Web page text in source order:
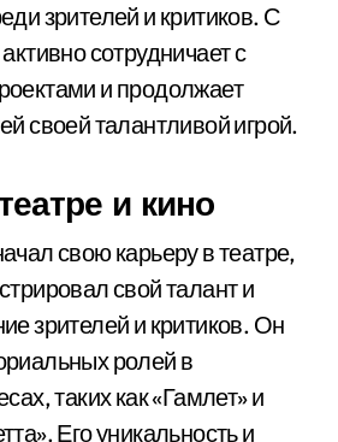
зрителей и критиков. С
сотрудничает с
и продолжает
своей талантливой игрой.
и кино
свою карьеру в театре,
свой талант и
зрителей и критиков. Он
ролей в
таких как «Гамлет» и
Его уникальность и